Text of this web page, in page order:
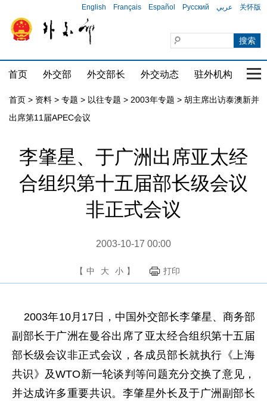
English Français Español Русский عربي 关怀版
首页 外交部 外交部长 外交动态 驻外机构 国
首页 > 资料 > 专题 > 以往专题 > 2003年专题 > 胡主席出访泰澳新并
出席第11届APEC会议
李肇星、于广洲出席亚太经
合组织第十五届部长级会议
非正式会议
2003-10-17 00:00
【 中 大 小 】 打印
2003年10月17日，中国外交部长李肇星、商务部
副部长于广洲在曼谷出席了亚太经合组织第十五届
部长级会议非正式会议，各成员部长就执行《上海
共识》及WTO新一轮谈判等问题充分交换了意见，
并达成许多重要共识。李肇星外长及于广洲副部长